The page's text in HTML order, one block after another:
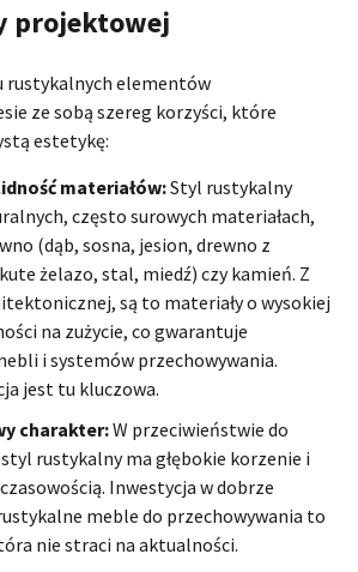
projektowej
rustykalnych elementów
ze sobą szereg korzyści, które
estetykę:
materiałów:Styl rustykalny
często surowych materiałach,
(dąb, sosna, jesion, drewno z
żelazo, stal, miedź) czy kamień. Z
są to materiały o wysokiej
na zużycie, co gwarantuje
i systemów przechowywania.
jest tu kluczowa.
charakter:W przeciwieństwie do
rustykalny ma głębokie korzenie i
Inwestycja w dobrze
meble do przechowywania to
nie straci na aktualności.